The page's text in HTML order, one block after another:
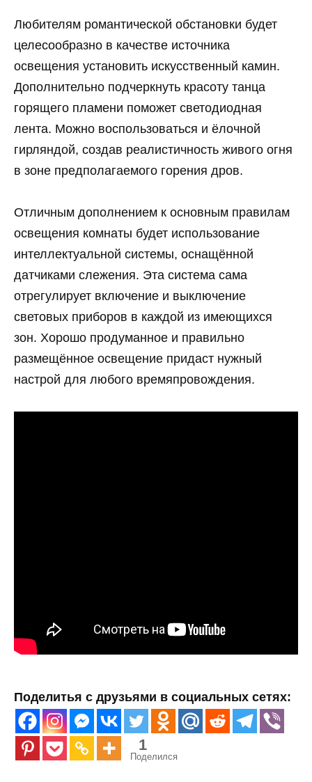
Любителям романтической обстановки будет
целесообразно в качестве источника
освещения установить искусственный камин.
Дополнительно подчеркнуть красоту танца
горящего пламени поможет светодиодная
лента. Можно воспользоваться и ёлочной
гирляндой, создав реалистичность живого огня
в зоне предполагаемого горения дров.
Отличным дополнением к основным правилам
освещения комнаты будет использование
интеллектуальной системы, оснащённой
датчиками слежения. Эта система сама
отрегулирует включение и выключение
световых приборов в каждой из имеющихся
зон. Хорошо продуманное и правильно
размещённое освещение придаст нужный
настрой для любого времяпровождения.
Поделитья с друзьями в социальных сетях:
1
Поделился